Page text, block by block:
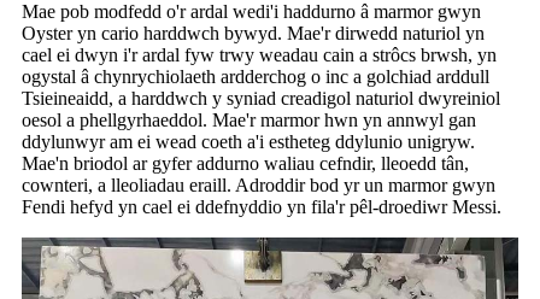
Mae pob modfedd o'r ardal wedi'i haddurno â marmor gwyn
Oyster yn cario harddwch bywyd. Mae'r dirwedd naturiol yn
cael ei dwyn i'r ardal fyw trwy weadau cain a strôcs brwsh, yn
ogystal â chynrychiolaeth ardderchog o inc a golchiad arddull
Tsieineaidd, a harddwch y syniad creadigol naturiol dwyreiniol
oesol a phellgyrhaeddol. Mae'r marmor hwn yn annwyl gan
ddylunwyr am ei wead coeth a'i estheteg ddylunio unigryw.
Mae'n briodol ar gyfer addurno waliau cefndir, lleoedd tân,
cownteri, a lleoliadau eraill. Adroddir bod yr un marmor gwyn
Fendi hefyd yn cael ei ddefnyddio yn fila'r pêl-droediwr Messi.